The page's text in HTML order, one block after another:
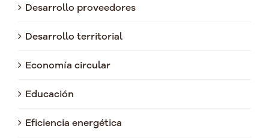
Desarrollo proveedores
Desarrollo territorial
Economía circular
Educación
Eficiencia energética